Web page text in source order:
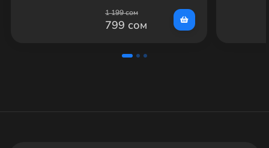
1 199 сом
799 сом